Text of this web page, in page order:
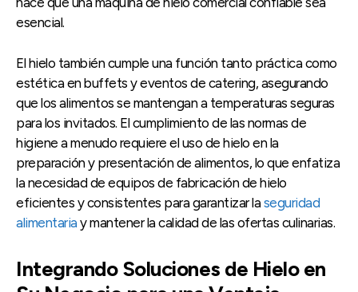
esencial.
El hielo también cumple una función tanto práctica como
estética en buffets y eventos de catering, asegurando
que los alimentos se mantengan a temperaturas seguras
para los invitados. El cumplimiento de las normas de
higiene a menudo requiere el uso de hielo en la
preparación y presentación de alimentos, lo que enfatiza
la necesidad de equipos de fabricación de hielo
eficientes y consistentes para garantizar laseguridad
alimentaria y mantener la calidad de las ofertas culinarias.
Integrando Soluciones de Hielo en